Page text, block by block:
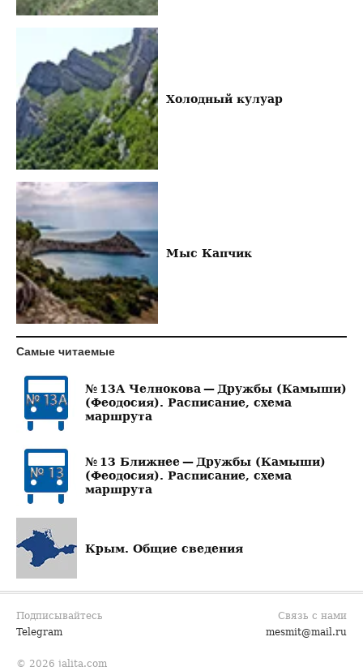
Холодный кулуар
Мыс Капчик
Самые читаемые
№ 13А Челнокова — Дружбы (Камыши)
(Феодосия). Расписание, схема
маршрута
№ 13 Ближнее — Дружбы (Камыши)
(Феодосия). Расписание, схема
маршрута
Крым. Общие сведения
Подписывайтесь
Telegram
Связь с нами
mesmit@mail.ru
© 2026 jalita.com